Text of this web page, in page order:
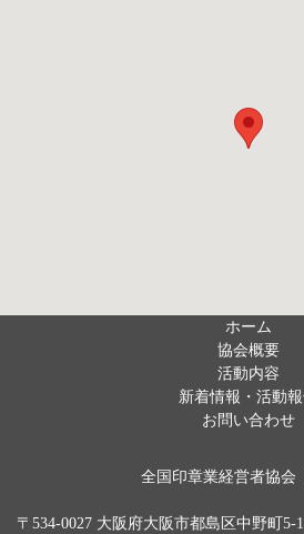
ホーム
協会概要
活動内容
新着情報・活動
お問い合わせ
全国印章業経営者協会
〒534-0027 大阪府大阪市都島区中野町5-